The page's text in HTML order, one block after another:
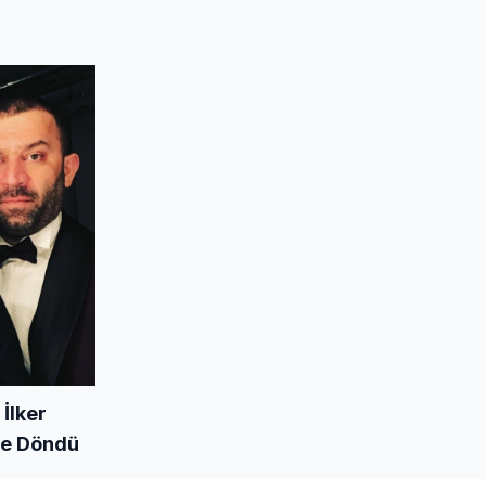
İlker
Döndü